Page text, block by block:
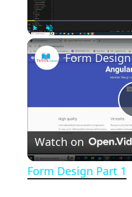
Play Unmute
Form
Watch on
Form Design Part 1